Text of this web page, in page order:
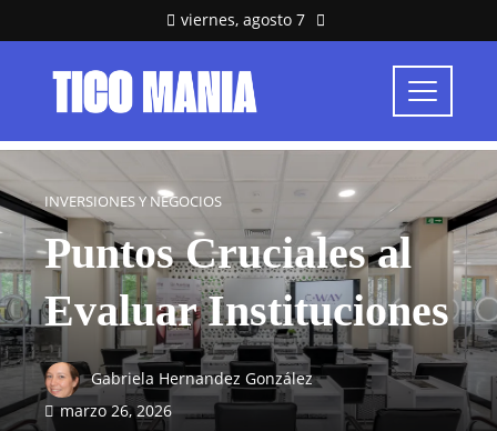
viernes, agosto 7
INVERSIONES Y NEGOCIOS
Puntos Cruciales al
Evaluar Instituciones
Gabriela Hernandez González
marzo 26, 2026